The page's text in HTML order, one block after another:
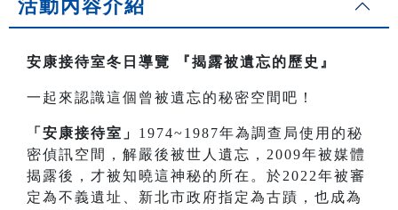
活動內容介紹
安康接待室冬日導覽 『揭露被遺忘的歷史』
一起來認識這個曾被遺忘的秘密空間吧！
「安康接待室」 1974~1987年為調查局使用的秘
密偵訊空間，解嚴後被世人遺忘，2009年被媒體
揭露後，才被知曉這神秘的所在。於2022年被審
定為不義遺址、新北市政府指定為古蹟，也成為